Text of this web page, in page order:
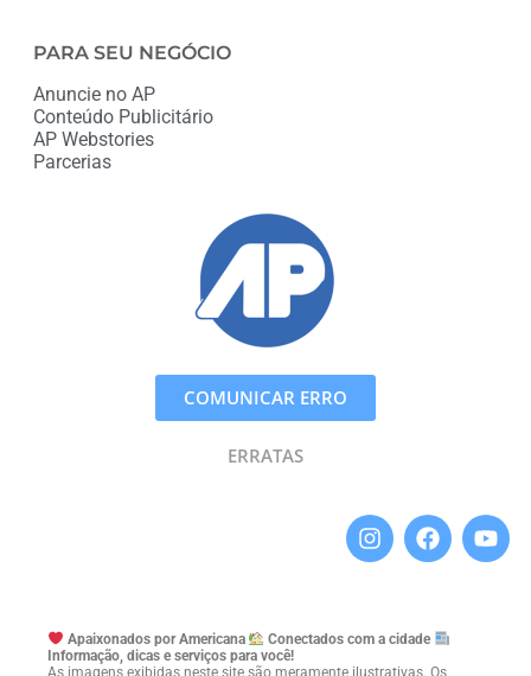
PARA SEU NEGÓCIO
Anuncie no AP
Conteúdo Publicitário
AP Webstories
Parcerias
COMUNICAR ERRO
ERRATAS
Apaixonados por Americana
Conectados com a cidade
Informação, dicas e serviços para você!
As imagens exibidas neste site são meramente ilustrativas. Os